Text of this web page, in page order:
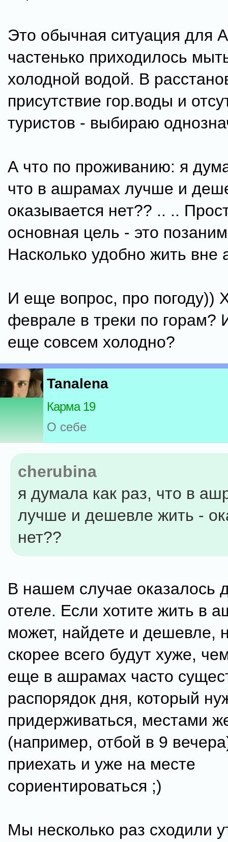
Это обычная ситуация для
частенько приходилось
холодной водой. В
присутствие гор.воды и
туристов - выбираю
А что по проживанию: я
что в ашрамах лучше и
оказывается нет?? .. ..
основная цель - это
Насколько удобно жить
И еще вопрос, про погоду))
феврале в треки по горам?
еще совсем холодно?
Tanalena
Карма 19
О себе
cherubina
я думала как раз, что в
лучше и дешевле жить -
нет??
В нашем случае оказалось
отеле. Если хотите жить в
может, найдете и дешевле,
скорее всего будут хуже,
еще в ашрамах часто
распорядок дня, который
придерживаться, местами
(например, отбой в 9
приехать и уже на месте
сориентироваться ;)
Мы несколько раз сходили